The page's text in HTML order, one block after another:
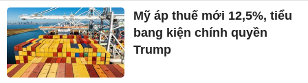
Mỹ áp thuế mới 12,5%, tiểu
bang kiện chính quyền
Trump